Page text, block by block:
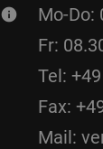
Mo-Do:
Fr:
Tel:
Fax:
Mail: